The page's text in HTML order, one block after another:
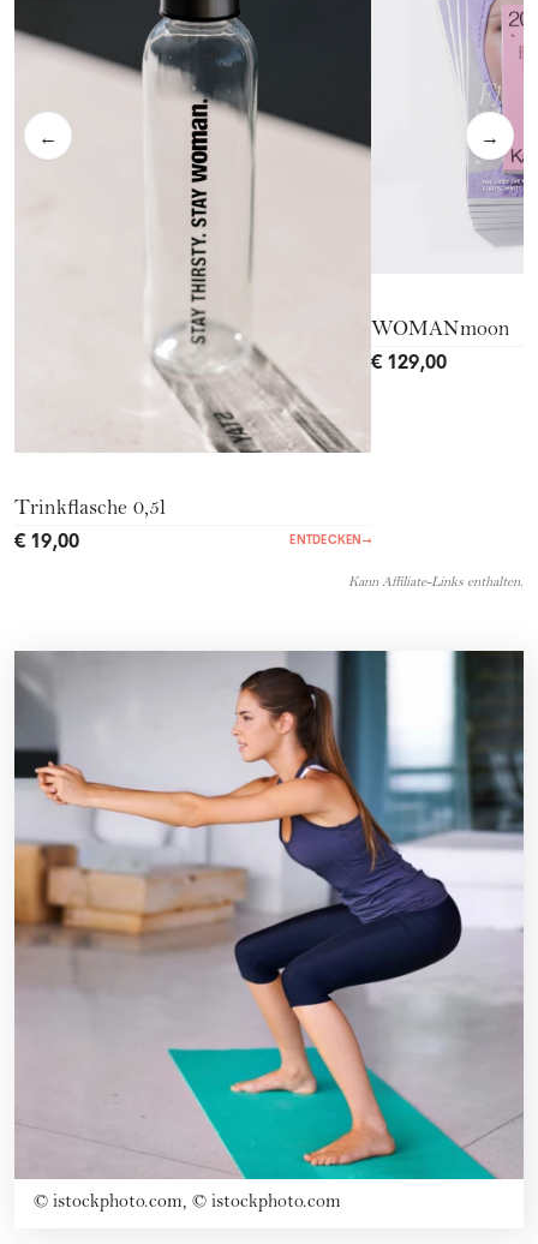
← →
Trinkflasche 0,5l
€ 19,00 ENTDECKEN→
WOMANmoon
€ 129,00
Kann Affiliate-Links enthalten.
© istockphoto.com, © istockphoto.com